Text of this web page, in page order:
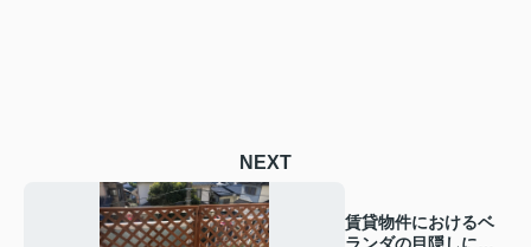
NEXT
賃貸物件におけるベ